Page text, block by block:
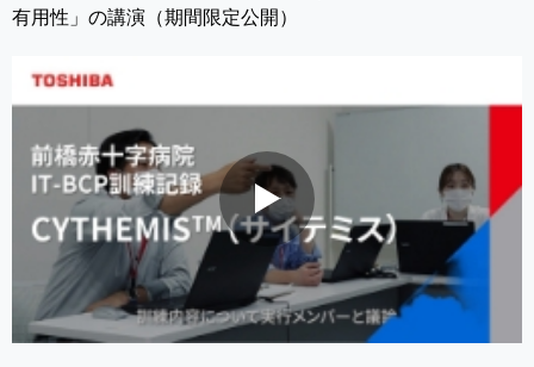
有用性」の講演（期間限定公開）